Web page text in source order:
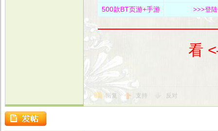
500款BT页游+手游 >>>登
——————————>
看
回复 支持 反对